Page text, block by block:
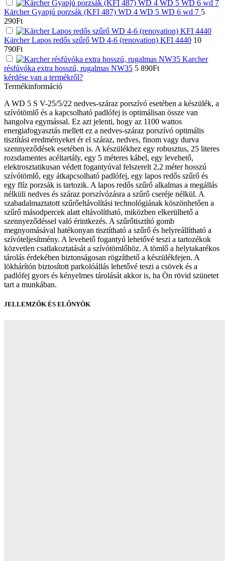
Kärcher Gyapjú porzsák (KFI 487) WD 4 WD 5 WD 6 wd 7 5
290Ft
Kärcher Lapos redős szűrő WD 4-6 (renovation) KFI 4440 10
790Ft
Karcher
résfúvóka extra hosszú, rugalmas NW35 5 890Ft
kérdése van a termékről?
Termékinformáció
A WD 5 S V-25/5/22 nedves-száraz porszívó esetében a készülék, a
szívótömlő és a kapcsolható padlófej is optimálisan össze van
hangolva egymással. Ez azt jelenti, hogy az 1100 wattos
energiafogyasztás mellett ez a nedves-száraz porszívó optimális
tisztítási eredményeket ér el száraz, nedves, finom vagy durva
szennyeződések esetében is. A készülékhez egy robusztus, 25 literes
rozsdamentes acéltartály, egy 5 méteres kábel, egy levehető,
elektrosztatikusan védett fogantyúval felszerelt 2,2 méter hosszú
szívótömlő, egy átkapcsolható padlófej, egy lapos redős szűrő és
egy flíz porzsák is tartozik. A lapos redős szűrő alkalmas a megállás
nélküli nedves és száraz porszívózásra a szűrő cseréje nélkül. A
szabadalmaztatott szűrőeltávolítási technológiának köszönhetően a
szűrő másodpercek alatt eltávolítható, miközben elkerülhető a
szennyeződéssel való érintkezés. A szűrőtisztító gomb
megnyomásával hatékonyan tisztítható a szűrő és helyreállítható a
szívóteljesítmény. A levehető fogantyú lehetővé teszi a tartozékok
közvetlen csatlakoztatását a szívótömlőhöz. A tömlő a helytakarékos
tárolás érdekében biztonságosan rögzíthető a készülékfejen. A
lökhárítón biztosított parkolóállás lehetővé teszi a csövek és a
padlófej gyors és kényelmes tárolását akkor is, ha Ön rövid szünetet
tart a munkában.
JELLEMZŐK ÉS ELŐNYÖK